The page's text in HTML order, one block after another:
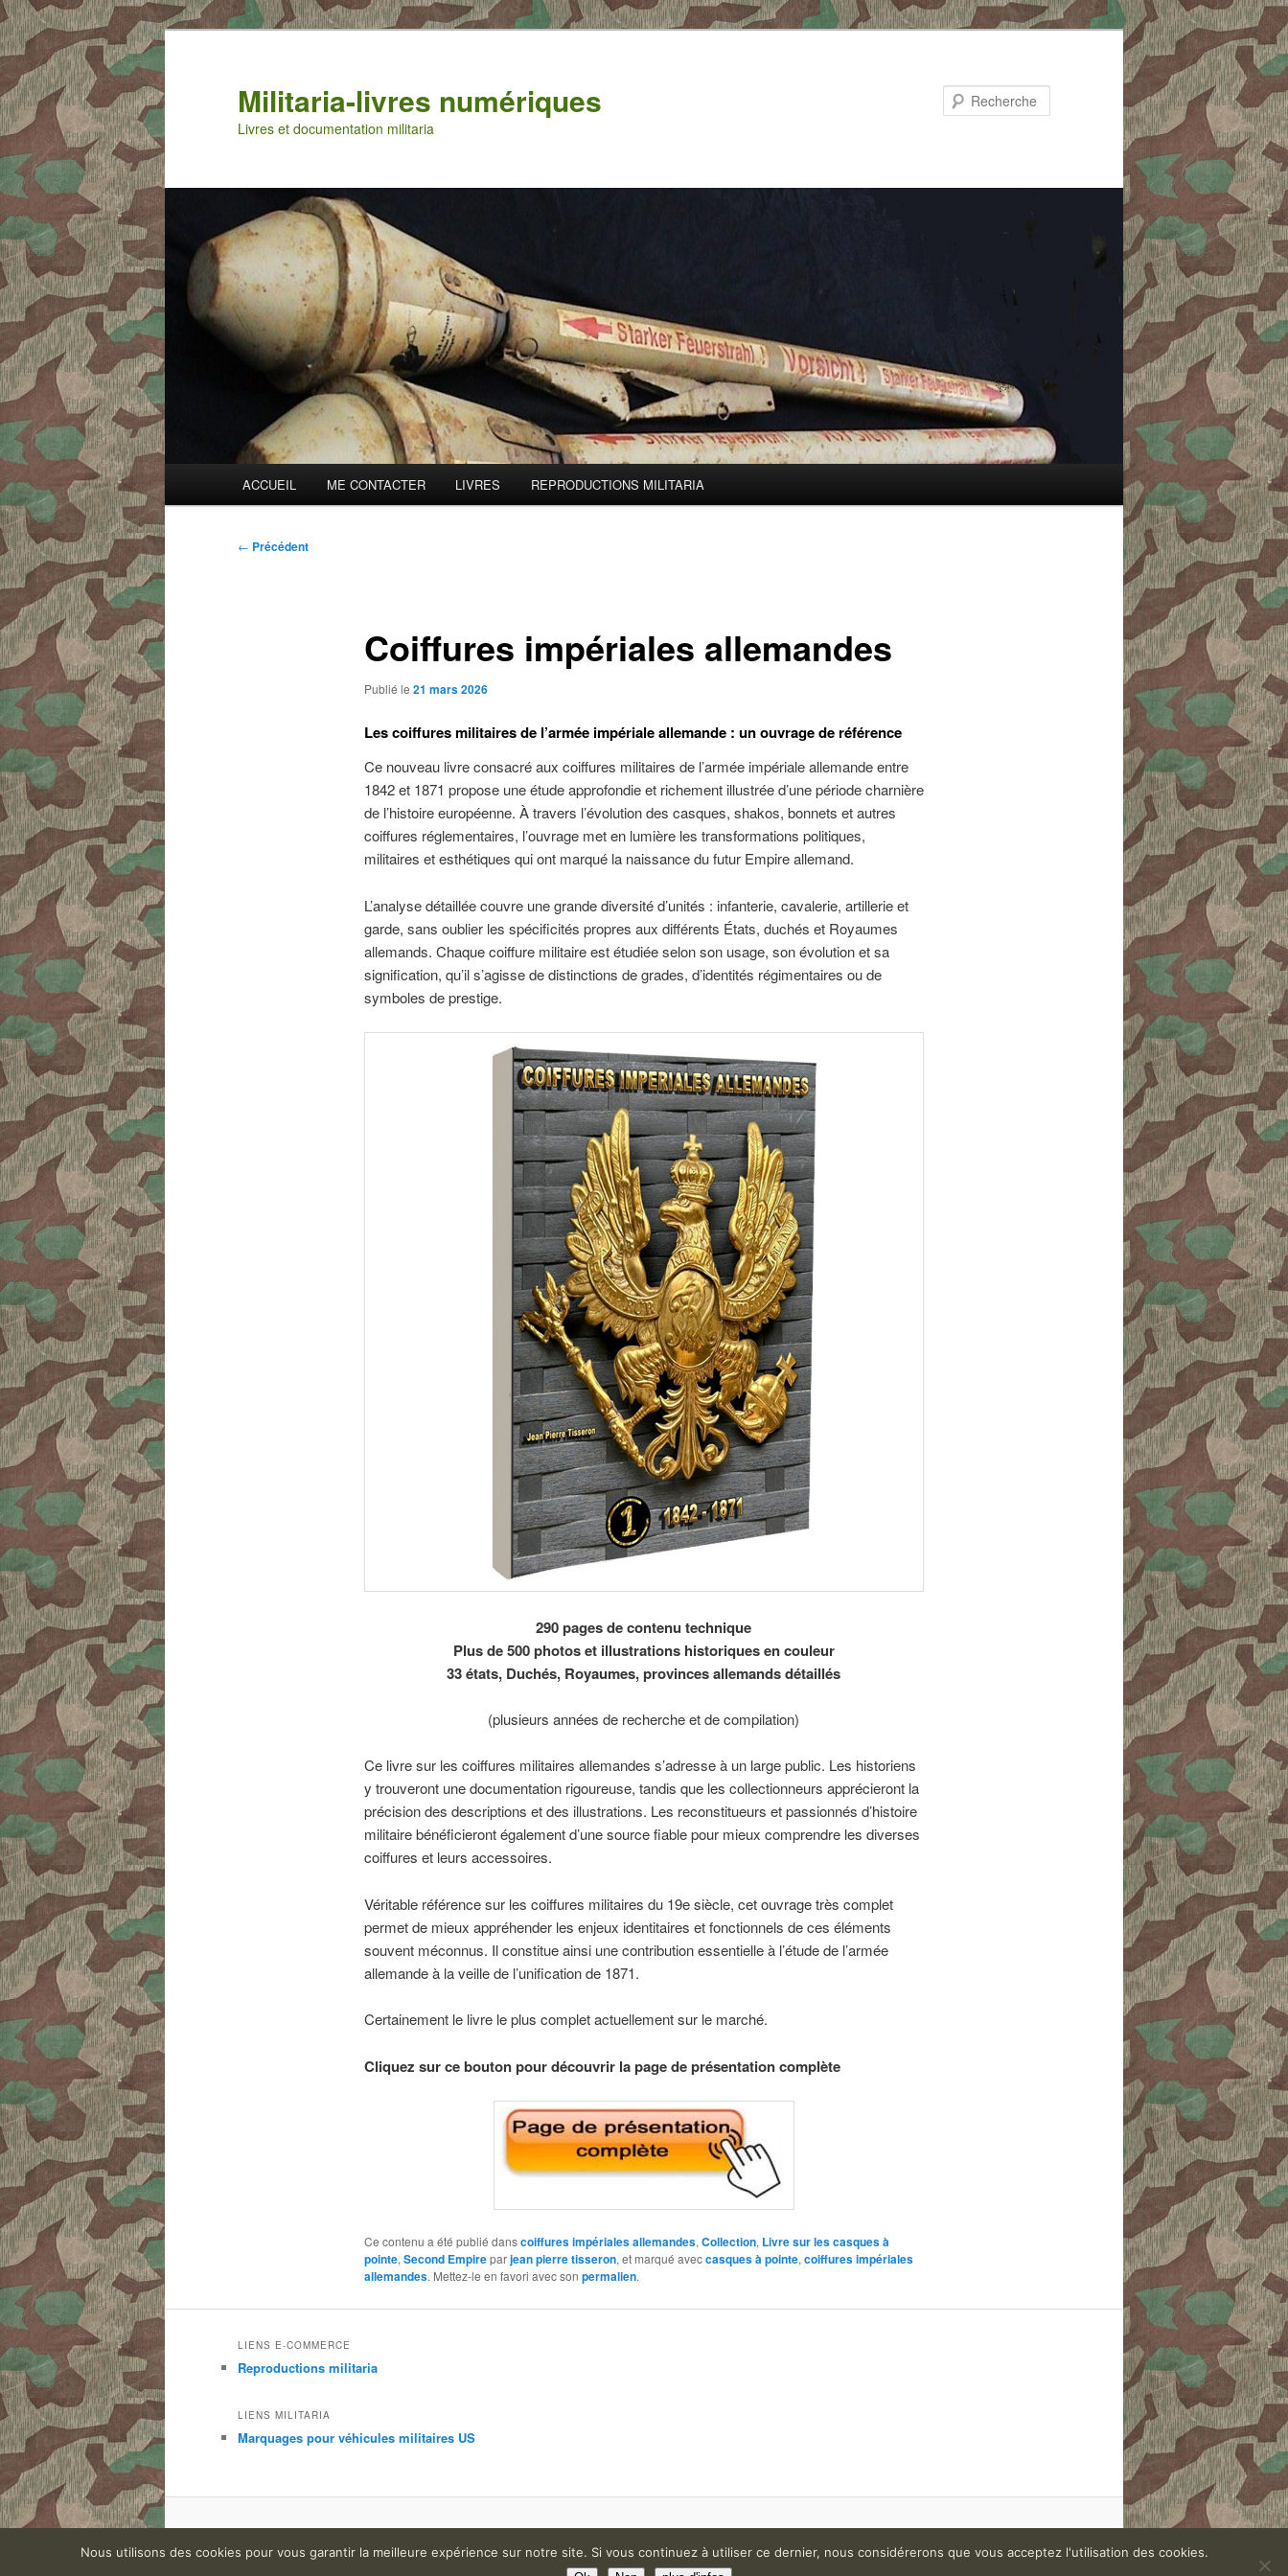
Aller
au
contenu
principal
Militaria-livres numériques
Livres et documentation militaria
ACCUEIL ME CONTACTER LIVRES REPRODUCTIONS MILITARIA
Navigation
← Précédent
Coiffures impériales allemandes
Publié le 21 mars 2026
Les coiffures militaires de l’armée impériale allemande : un ouvrage de référence
Ce nouveau livre consacré aux coiffures militaires de l’armée impériale allemande entre
1842 et 1871 propose une étude approfondie et richement illustrée d’une période charnière
de l’histoire européenne. À travers l’évolution des casques, shakos, bonnets et autres
coiffures réglementaires, l’ouvrage met en lumière les transformations politiques,
militaires et esthétiques qui ont marqué la naissance du futur Empire allemand.
L’analyse détaillée couvre une grande diversité d’unités : infanterie, cavalerie, artillerie et
garde, sans oublier les spécificités propres aux différents États, duchés et Royaumes
allemands. Chaque coiffure militaire est étudiée selon son usage, son évolution et sa
signification, qu’il s’agisse de distinctions de grades, d’identités régimentaires ou de
symboles de prestige.
290 pages de contenu technique
Plus de 500 photos et illustrations historiques en couleur
33 états, Duchés, Royaumes, provinces allemands détaillés
(plusieurs années de recherche et de compilation)
Ce livre sur les coiffures militaires allemandes s’adresse à un large public. Les historiens
y trouveront une documentation rigoureuse, tandis que les collectionneurs apprécieront la
précision des descriptions et des illustrations. Les reconstitueurs et passionnés d’histoire
militaire bénéficieront également d’une source fiable pour mieux comprendre les diverses
coiffures et leurs accessoires.
Véritable référence sur les coiffures militaires du 19e siècle, cet ouvrage très complet
permet de mieux appréhender les enjeux identitaires et fonctionnels de ces éléments
souvent méconnus. Il constitue ainsi une contribution essentielle à l’étude de l’armée
allemande à la veille de l’unification de 1871.
Certainement le livre le plus complet actuellement sur le marché.
Cliquez sur ce bouton pour découvrir la page de présentation complète
Ce contenu a été publié danscoiffures impériales allemandes, Collection, Livre sur les casques à
pointe, Second Empireparjean pierre tisseron, et marqué aveccasques à pointe, coiffures impériales
allemandes. Mettez-le en favori avec son permalien.
LIENS E-COMMERCE
Reproductions militaria
LIENS MILITARIA
Marquages pour véhicules militaires US
Nous utilisons des cookies pour vous garantir la meilleure expérience sur notre site. Si vous continuez à utiliser ce dernier, nous considérerons que vous acceptez l'utilisation des cookies.